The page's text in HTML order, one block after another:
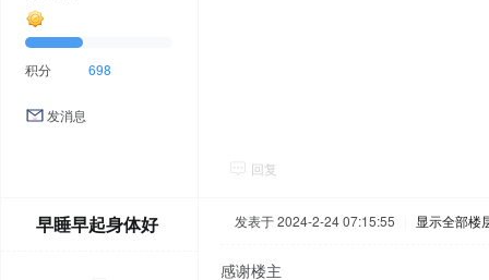
积分 698
发消息
回复
早睡早起身体好 发表于 2024-2-24 07:15:55 显示全部楼
感谢楼主